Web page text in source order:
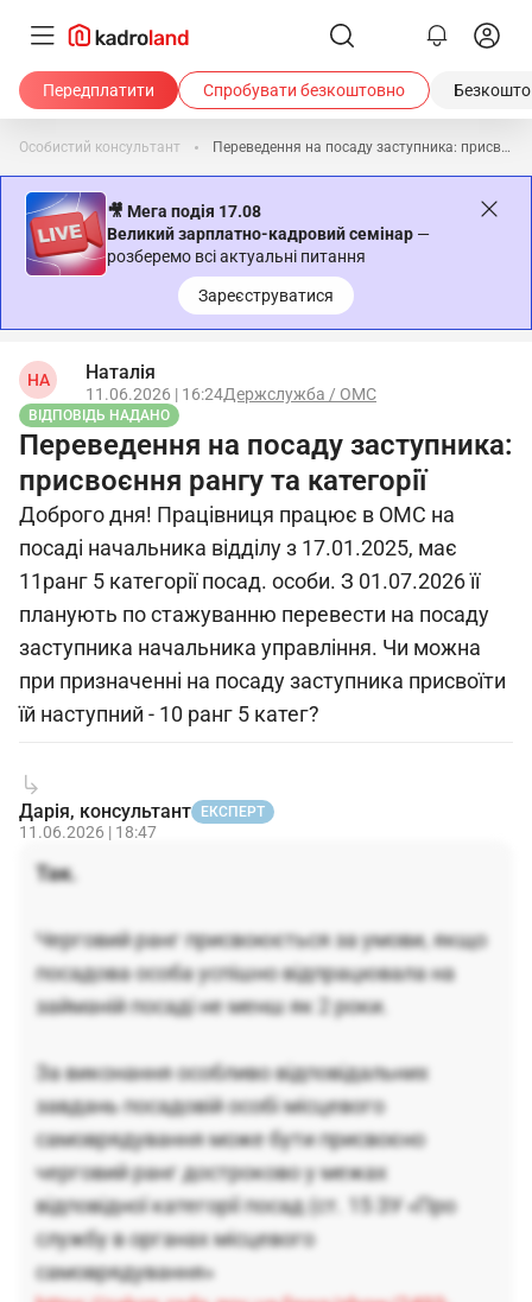
Передплатити Спробувати безкоштовно
Особистий консультант Переведення на посаду заступника: присвоєння рангу та категорії
🎥 Мега подія 17.08
Великий зарплатно-кадровий семінар —
розберемо всі актуальні питання
Зареєструватися
НА Наталія
11.06.2026 | 16:24Держслужба / ОМС
ВІДПОВІДЬ НАДАНО
Переведення на посаду заступника:
присвоєння рангу та категорії
Доброго дня! Працівниця працює в ОМС на
посаді начальника відділу з 17.01.2025, має
11ранг 5 категорії посад. особи. З 01.07.2026 її
планують по стажуванню перевести на посаду
заступника начальника управління. Чи можна
при призначенні на посаду заступника присвоїти
їй наступний - 10 ранг 5 катег?
Дарія, консультант ЕКСПЕРТ
11.06.2026 | 18:47
Так.
Черговий ранг присвоюється за умови, якщо
посадова особа успішно відпрацювала на
займаній посаді не менш як 2 роки.
За виконання особливо відповідальних
завдань посадовій особі місцевого
самоврядування може бути присвоєно
черговий ранг достроково у межах
відповідної категорії посад (ст. 15 ЗУ «Про
службу в органах місцевого
самоврядування»